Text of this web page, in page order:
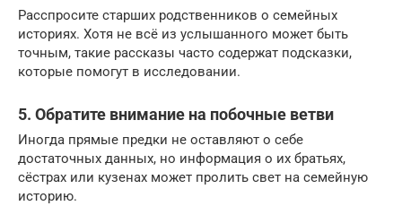
Расспросите старших родственников о семейных
историях. Хотя не всё из услышанного может быть
точным, такие рассказы часто содержат подсказки,
которые помогут в исследовании.
5. Обратите внимание на побочные ветви
Иногда прямые предки не оставляют о себе
достаточных данных, но информация о их братьях,
сёстрах или кузенах может пролить свет на семейную
историю.